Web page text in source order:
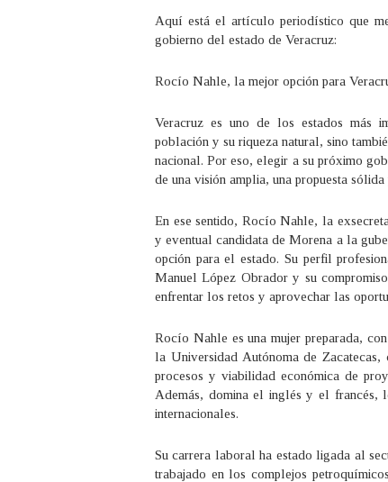
Aquí está el artículo periodístico que
gobierno del estado de Veracruz:
Rocío Nahle, la mejor opción para
Veracruz es uno de los estados más
población y su riqueza natural, sino
nacional. Por eso, elegir a su próximo
de una visión amplia, una propuesta
En ese sentido, Rocío Nahle, la
y eventual candidata de Morena a la
opción para el estado. Su perfil
Manuel López Obrador y su
enfrentar los retos y aprovechar las
Rocío Nahle es una mujer preparada,
la Universidad Autónoma de
procesos y viabilidad económica de
Además, domina el inglés y el francés,
internacionales.
Su carrera laboral ha estado ligada al
trabajado en los complejos